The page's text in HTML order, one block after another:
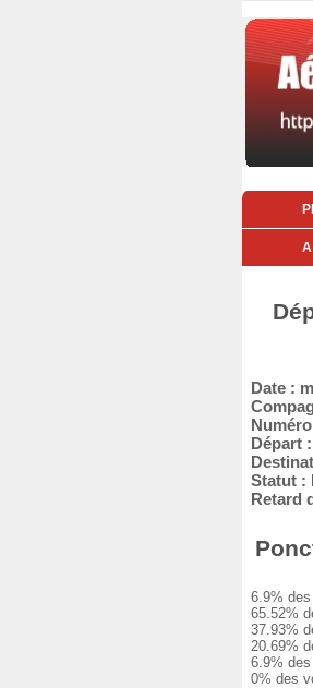
A
Date :
Départ
Statut :
Retard
6.9%
65.52%
37.93%
20.69%
6.9%
0% des